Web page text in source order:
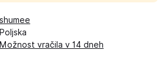
shumee
Poljska
Možnost vračila v 14 dneh